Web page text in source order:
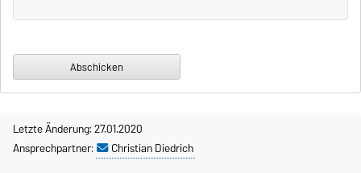
Letzte Änderung: 27.01.2020
Ansprechpartner:
Christian Diedrich